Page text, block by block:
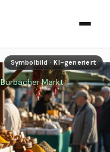
Symbolbild · KI-generiert
Burbacher Markt